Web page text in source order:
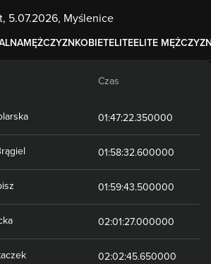
5.07.2026, Myślenice
MĘŻCZYZNKOBIETELITEELITE
Czas
01:47:22.350000
01:58:32.600000
01:59:43.500000
02:01:27.000000
02:02:45.650000